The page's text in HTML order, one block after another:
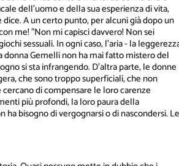
dell'uomo e della sua esperienza di vita,
A un certo punto, per alcuni già dopo un
me! "Non mi capisci davvero! Non sei
sessuali. In ogni caso, l'aria - la
donna Gemelli non ha mai fatto mistero del
si sta infrangendo. D'altra parte, le donne
che sono troppo superficiali, che non
di compensare le loro carenze
più profondi, la loro paura della
bisogno di vergognarsi o di nascondersi.